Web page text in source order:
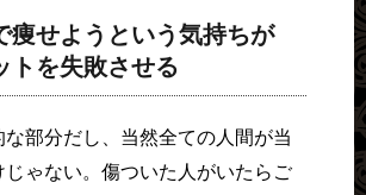
痩せようという気持ちが
トを失敗させる
な部分だし、当然全ての人間が当
じゃない。傷ついた人がいたらご